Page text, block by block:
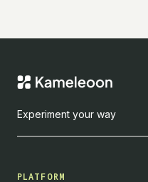
Experiment your way
PLATFORM